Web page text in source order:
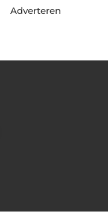
Adverteren